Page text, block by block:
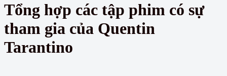
Tổng hợp các tập phim có sự
tham gia của Quentin
Tarantino